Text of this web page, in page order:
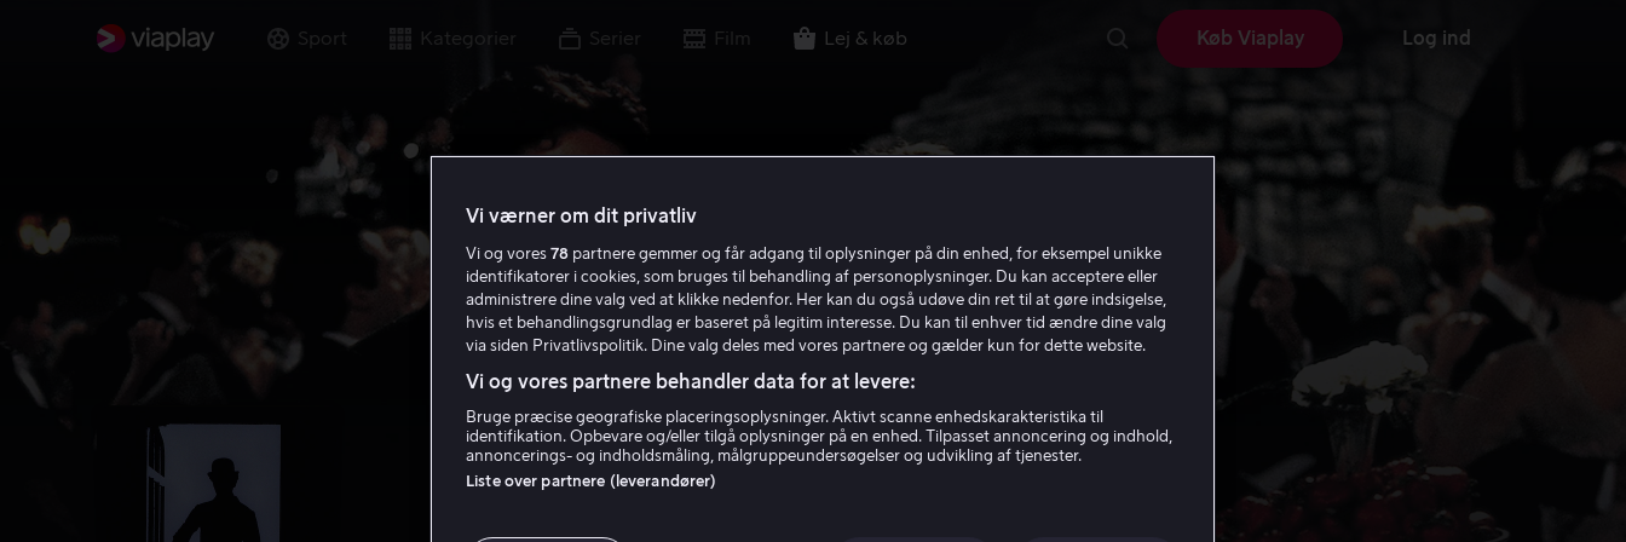
Sport Kategorier Serier Film Lej & køb Køb Viaplay Log ind
Vi værner om dit privatliv
Vi og vores 78 partnere gemmer og får adgang til oplysninger på din enhed, for eksempel unikke
identifikatorer i cookies, som bruges til behandling af personoplysninger. Du kan acceptere eller
administrere dine valg ved at klikke nedenfor. Her kan du også udøve din ret til at gøre indsigelse,
hvis et behandlingsgrundlag er baseret på legitim interesse. Du kan til enhver tid ændre dine valg
via siden Privatlivspolitik. Dine valg deles med vores partnere og gælder kun for dette website.
Vi og vores partnere behandler data for at levere:
Bruge præcise geografiske placeringsoplysninger. Aktivt scanne enhedskarakteristika til
identifikation. Opbevare og/eller tilgå oplysninger på en enhed. Tilpasset annoncering og indhold,
annoncerings- og indholdsmåling, målgruppeundersøgelser og udvikling af tjenester.
Liste over partnere (leverandører)